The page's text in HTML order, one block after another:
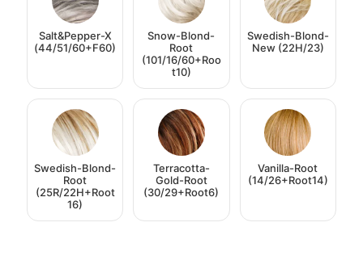
Salt&Pepper-X
(44/51/60+F60)
Snow-Blond-
Root
(101/16/60+Roo
t10)
Swedish-Blond-
New (22H/23)
Swedish-Blond-
Root
(25R/22H+Root
16)
Terracotta-
Gold-Root
(30/29+Root6)
Vanilla-Root
(14/26+Root14)